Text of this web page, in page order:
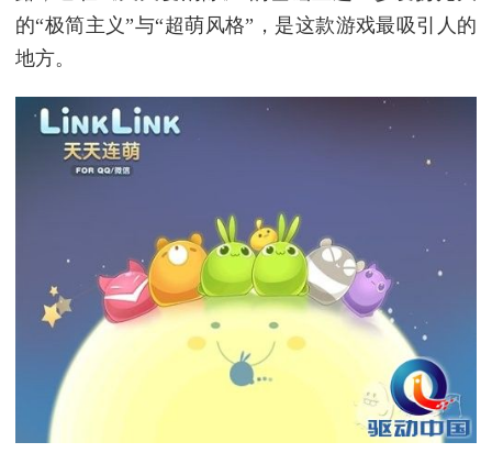
的“极简主义”与“超萌风格”，是这款游戏最吸引人的
地方。